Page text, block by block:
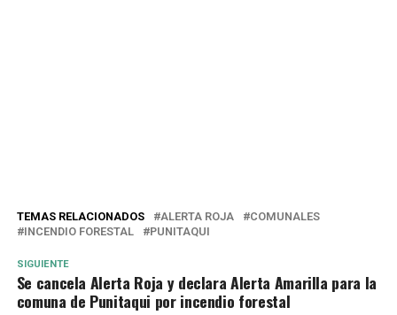
TEMAS RELACIONADOS ALERTA ROJA
COMUNALES
INCENDIO FORESTAL
PUNITAQUI
SIGUIENTE
Se cancela Alerta Roja y declara Alerta Amarilla para la
comuna de Punitaqui por incendio forestal